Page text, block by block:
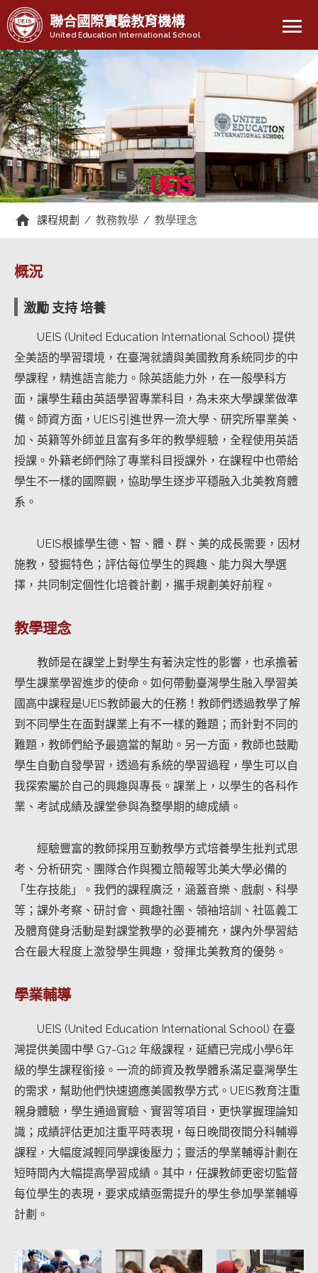
聯合國際實驗教育機構
United Education International School menu
課程規劃 / 教務教學 / 教學理念
概況
激勵 支持 培養
UEIS (United Education International School) 提供
全美語的學習環境，在臺灣就讀與美國教育系統同步的中
學課程，精進語言能力。除英語能力外，在一般學科方
面，讓學生藉由英語學習專業科目，為未來大學課業做準
備。師資方面，UEIS引進世界一流大學、研究所畢業美、
加、英籍等外師並且富有多年的教學經驗，全程使用英語
授課。外籍老師們除了專業科目授課外，在課程中也帶給
學生不一樣的國際觀，協助學生逐步平穩融入北美教育體
系。
UEIS根據學生德、智、體、群、美的成長需要，因材
施教，發掘特色；評估每位學生的興趣、能力與大學選
擇，共同制定個性化培養計劃，攜手規劃美好前程。
教學理念
教師是在課堂上對學生有著決定性的影響，也承擔著
學生課業學習進步的使命。如何帶動臺灣學生融入學習美
國高中課程是UEIS教師最大的任務！教師們透過教學了解
到不同學生在面對課業上有不一樣的難題；而針對不同的
難題，教師們給予最適當的幫助。另一方面，教師也鼓勵
學生自動自發學習，透過有系統的學習過程，學生可以自
我探索屬於自己的興趣與專長。課業上，以學生的各科作
業、考試成績及課堂參與為整學期的總成績。
經驗豐富的教師採用互動教學方式培養學生批判式思
考、分析研究、團隊合作與獨立簡報等北美大學必備的
「生存技能」。我們的課程廣泛，涵蓋音樂、戲劇、科學
等；課外考察、研討會、興趣社團、領袖培訓、社區義工
及體育健身活動是對課堂教學的必要補充，課內外學習結
合在最大程度上激發學生興趣，發揮北美教育的優勢。
學業輔導
UEIS (United Education International School) 在臺
灣提供美國中學 G7-G12 年級課程，延續已完成小學6年
級的學生課程銜接。一流的師資及教學體系滿足臺灣學生
的需求，幫助他們快速適應美國教學方式。UEIS教育注重
親身體驗，學生通過實驗、實習等項目，更快掌握理論知
識；成績評估更加注重平時表現，每日晚間夜間分科輔導
課程，大幅度減輕同學課後壓力；靈活的學業輔導計劃在
短時間內大幅提高學習成績。其中，任課教師更密切監督
每位學生的表現，要求成績亟需提升的學生參加學業輔導
計劃。